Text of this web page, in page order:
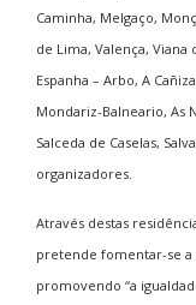
Caminha, Melgaço,
de Lima, Valença, Viana
Espanha – Arbo, A
Mondariz-Balneario, As
Salceda de Caselas,
organizadores.
Através destas
pretende fomentar-se a
promovendo “a